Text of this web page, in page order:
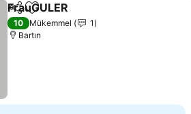
PaylaşFavorilerime ekle
FrauGULER
10 Mükemmel
1
Bartın